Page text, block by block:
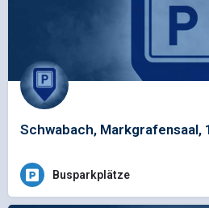
Schwabach, Markgrafensaal,
Busparkplätze